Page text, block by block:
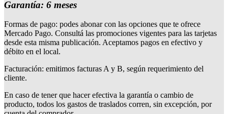
Garantía: 6 meses
Formas de pago: podes abonar con las opciones que te ofrece
Mercado Pago. Consultá las promociones vigentes para las tarjetas
desde esta misma publicación. Aceptamos pagos en efectivo y
débito en el local.
Facturación: emitimos facturas A y B, según requerimiento del
cliente.
En caso de tener que hacer efectiva la garantía o cambio de
producto, todos los gastos de traslados corren, sin excepción, por